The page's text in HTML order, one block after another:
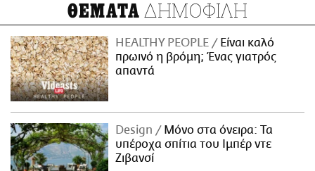
ΘΕΜΑΤΑ ΔΗΜΟΦΙΛΗ
HEALTHY PEOPLE
Είναι καλό
πρωινό η βρόμη; Ένας γιατρός
απαντά
Design
Μόνο στα όνειρα: Τα
υπέροχα σπίτια του Ιμπέρ ντε
Ζιβανσί